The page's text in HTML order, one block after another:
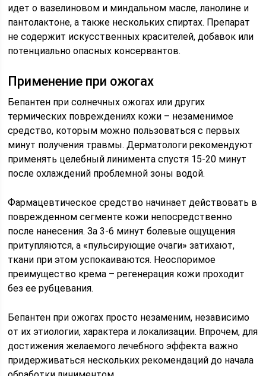
идет о вазелиновом и миндальном масле, ланолине и
пантолактоне, а также нескольких спиртах. Препарат
не содержит искусственных красителей, добавок или
потенциально опасных консервантов.
Применение при ожогах
Бепантен при солнечных ожогах или других
термических повреждениях кожи – незаменимое
средство, которым можно пользоваться с первых
минут получения травмы. Дерматологи рекомендуют
применять целебный линимента спустя 15-20 минут
после охлаждений проблемной зоны водой.
Фармацевтическое средство начинает действовать в
поврежденном сегменте кожи непосредственно
после нанесения. За 3-6 минут болевые ощущения
притупляются, а «пульсирующие очаги» затихают,
ткани при этом успокаиваются. Неоспоримое
преимущество крема – регенерация кожи проходит
без ее рубцевания.
Бепантен при ожогах просто незаменим, независимо
от их этиологии, характера и локализации. Впрочем, для
достижения желаемого лечебного эффекта важно
придерживаться нескольких рекомендаций до начала